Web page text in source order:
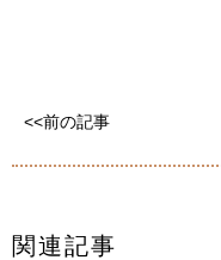
<<前の記事
関連記事